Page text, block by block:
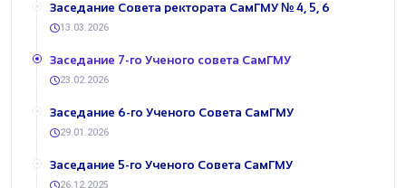
​Заседание Совета ректората СамГМУ № 4, 5, 6
13.03.2026
​Заседание 7-го Ученого совета СамГМУ
23.02.2026
​Заседание 6-го Ученого Совета СамГМУ
29.01.2026
​Заседание 5-го Ученого Совета СамГМУ
26.12.2025